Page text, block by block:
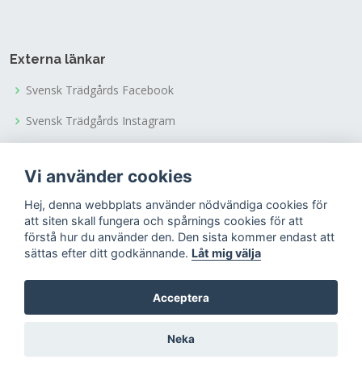
Externa länkar
Svensk Trädgårds Facebook
Svensk Trädgårds Instagram
Tusen Trädgårdars Facebook
Tusen Trädgårdars Instagram
© Copyright 2022Riksförbundet Svensk Trädgård
Vi använder cookies
Hej, denna webbplats använder nödvändiga cookies för
att siten skall fungera och spårnings cookies för att
förstå hur du använder den. Den sista kommer endast att
sättas efter ditt godkännande. Låt mig välja
Acceptera
Neka